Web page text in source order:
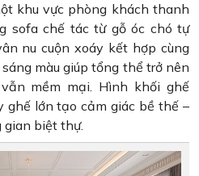
khu vực phòng khách thanh
sofa chế tác từ gỗ óc chó tự
nu cuộn xoáy kết hợp cùng
màu giúp tổng thể trở nên
mềm mại. Hình khối ghế
ghế lớn tạo cảm giác bề thế –
biệt thự.